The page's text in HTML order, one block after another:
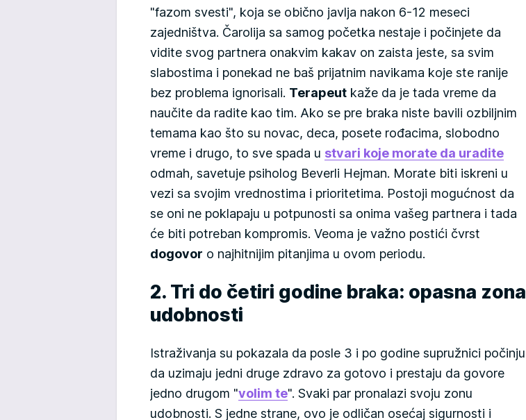
"fazom svesti", koja se obično javlja nakon 6-12 meseci
zajedništva. Čarolija sa samog početka nestaje i počinjete da
vidite svog partnera onakvim kakav on zaista jeste, sa svim
slabostima i ponekad ne baš prijatnim navikama koje ste ranije
bez problema ignorisali. Terapeut kaže da je tada vreme da
naučite da radite kao tim. Ako se pre braka niste bavili ozbiljnim
temama kao što su novac, deca, posete rođacima, slobodno
vreme i drugo, to sve spada u stvari koje morate da uradite
odmah, savetuje psiholog Beverli Hejman. Morate biti iskreni u
vezi sa svojim vrednostima i prioritetima. Postoji mogućnost da
se oni ne poklapaju u potpunosti sa onima vašeg partnera i tada
će biti potreban kompromis. Veoma je važno postići čvrst
dogovor o najhitnijim pitanjima u ovom periodu.
2. Tri do četiri godine braka: opasna zona
udobnosti
Istraživanja su pokazala da posle 3 i po godine supružnici počinju
da uzimaju jedni druge zdravo za gotovo i prestaju da govore
jedno drugom "volim te". Svaki par pronalazi svoju zonu
udobnosti. S jedne strane, ovo je odličan osećaj sigurnosti i